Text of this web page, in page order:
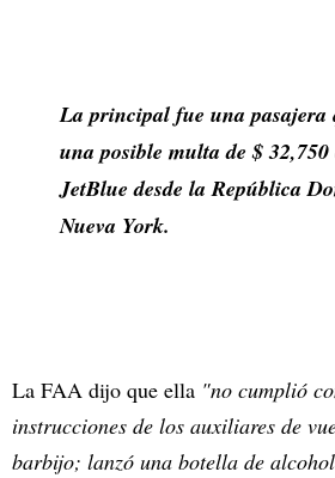
La principal fue una
una posible multa de $
JetBlue desde la República
Nueva York.
La FAA dijo que ella "no cumplió
instrucciones de los auxiliares de
barbijo; lanzó una botella de